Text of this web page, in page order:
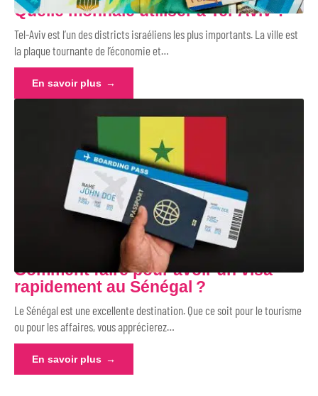
Quelle monnaie utiliser à Tel-Aviv ?
Tel-Aviv est l’un des districts israéliens les plus importants. La ville est
la plaque tournante de l’économie et…
En savoir plus
Comment faire pour avoir un visa
rapidement au Sénégal ?
Le Sénégal est une excellente destination. Que ce soit pour le tourisme
ou pour les affaires, vous apprécierez…
En savoir plus